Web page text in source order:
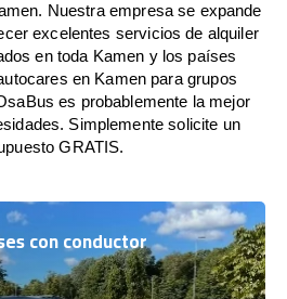
Nuestra empresa se expande
excelentes servicios de alquiler
en toda Kamen y los países
en Kamen para grupos
es probablemente la mejor
Simplemente solicite un
GRATIS.
con conductor